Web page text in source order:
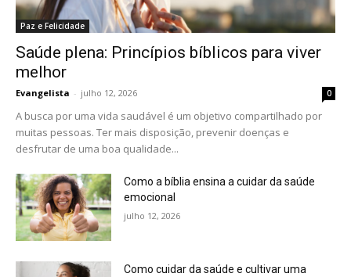
Paz e Felicidade
Saúde plena: Princípios bíblicos para viver
melhor
Evangelista - julho 12, 2026 0
A busca por uma vida saudável é um objetivo compartilhado por
muitas pessoas. Ter mais disposição, prevenir doenças e
desfrutar de uma boa qualidade...
Como a bíblia ensina a cuidar da saúde
emocional
julho 12, 2026
Como cuidar da saúde e cultivar uma